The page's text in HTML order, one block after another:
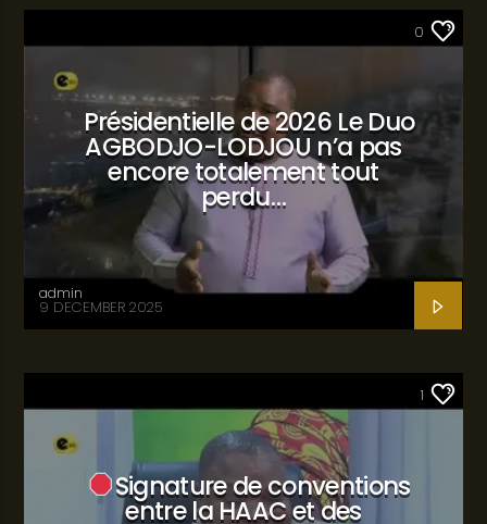
0
Présidentielle de 2026 Le Duo
AGBODJO-LODJOU n’a pas
encore totalement tout
perdu…
admin
9 DECEMBER 2025
1
Signature de conventions
entre la HAAC et des